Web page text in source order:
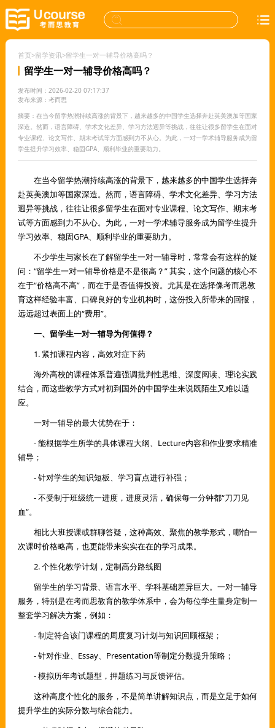
首页>留学资讯>留学生一对一辅导价格高吗？
留学生一对一辅导价格高吗？
发布时间：2026-02-20 07:17:37
发布来源：考而思
摘要：在当今留学热潮持续高涨的背景下，越来越多的中国学生选择奔赴英美澳加等国家
深造。然而，语言障碍、学术文化差异、学习方法迥异等挑战，往往让很多留学生在面对
专业课程、论文写作、期末考试等方面感到力不从心。为此，一对一学术辅导服务成为留
学生提升学习效率、稳固GPA、顺利毕业的重要助力。
在当今留学热潮持续高涨的背景下，越来越多的中国学生选择奔
赴英美澳加等国家深造。然而，语言障碍、学术文化差异、学习方法
迥异等挑战，往往让很多留学生在面对专业课程、论文写作、期末考
试等方面感到力不从心。为此，一对一学术辅导服务成为留学生提升
学习效率、稳固GPA、顺利毕业的重要助力。
不少学生与家长在了解留学生一对一辅导时，常常会有这样的疑
问：“留学生一对一辅导价格是不是很高？” 其实，这个问题的核心不
在于“价格高不高”，而在于是否值得投资。尤其是在选择像考而思教
育这样经验丰富、口碑良好的专业机构时，这份投入所带来的回报，
远远超过表面上的“费用”。
一、留学生一对一辅导为何值得？
1. 紧扣课程内容，高效对症下药
海外高校的课程体系普遍强调批判性思维、深度阅读、理论实践
结合，而这些教学方式对初到国外的中国学生来说既陌生又难以适
应。
一对一辅导的最大优势在于：
- 能根据学生所学的具体课程大纲、Lecture内容和作业要求精准
辅导；
- 针对学生的知识短板、学习盲点进行补强；
- 不受制于班级统一进度，进度灵活，确保每一分钟都“刀刀见
血”。
相比大班授课或群聊答疑，这种高效、聚焦的教学形式，哪怕一
次课时价格略高，也更能带来实实在在的学习成果。
2. 个性化教学计划，定制高分路线图
留学生的学习背景、语言水平、学科基础差异巨大。一对一辅导
服务，特别是在考而思教育的教学体系中，会为每位学生量身定制一
整套学习解决方案，例如：
- 制定符合该门课程的周度复习计划与知识回顾框架；
- 针对作业、Essay、Presentation等制定分数提升策略；
- 模拟历年考试题型，押题练习与反馈评估。
这种高度个性化的服务，不是简单讲解知识点，而是立足于如何
提升学生的实际分数与综合能力。